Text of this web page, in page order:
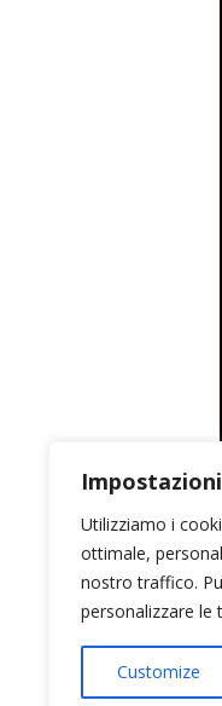
Utilizziamo i
ottimale,
nostro traffico.
personalizzare le
Customize